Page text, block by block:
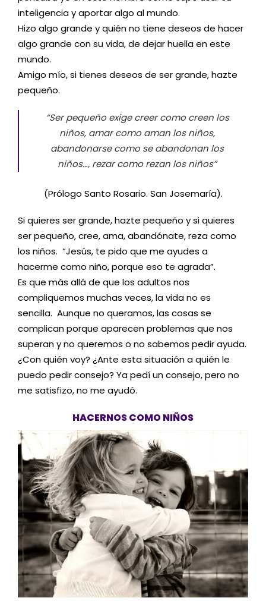
inteligencia y aportar algo al mundo.
Hizo algo grande y quién no tiene deseos de hacer
algo grande con su vida, de dejar huella en este
mundo.
Amigo mío, si tienes deseos de ser grande, hazte
pequeño.
“Ser pequeño exige creer como creen los
niños, amar como aman los niños,
abandonarse como se abandonan los
niños…, rezar como rezan los niños”
(Prólogo Santo Rosario. San Josemaría).
Si quieres ser grande, hazte pequeño y si quieres
ser pequeño, cree, ama, abandónate, reza como
los niños. “Jesús, te pido que me ayudes a
hacerme como niño, porque eso te agrada”.
Es que más allá de que los adultos nos
compliquemos muchas veces, la vida no es
sencilla. Aunque no queramos, las cosas se
complican porque aparecen problemas que nos
superan y no queremos o no sabemos pedir ayuda.
¿Con quién voy? ¿Ante esta situación a quién le
puedo pedir consejo? Ya pedí un consejo, pero no
me satisfizo, no me ayudó.
HACERNOS COMO NIÑOS